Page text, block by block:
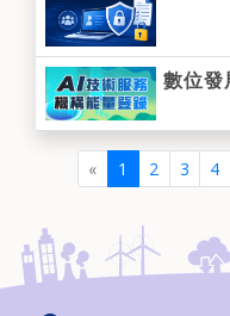
« 1 (current)
2 3 4